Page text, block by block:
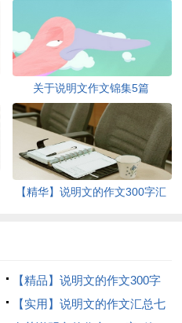
关于说明文作文锦集5篇
【精华】说明文的作文300字汇
【精品】说明文的作文300字
十篇【实用】说明文的作文汇总七